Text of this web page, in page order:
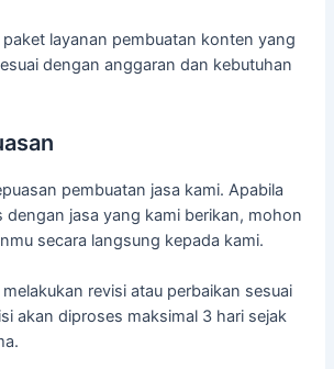
paket layanan pembuatan konten yang
dengan anggaran dan kebutuhan
pembuatan jasa kami. Apabila
dengan jasa yang kami berikan, mohon
secara langsung kepada kami.
revisi atau perbaikan sesuai
akan diproses maksimal 3 hari sejak